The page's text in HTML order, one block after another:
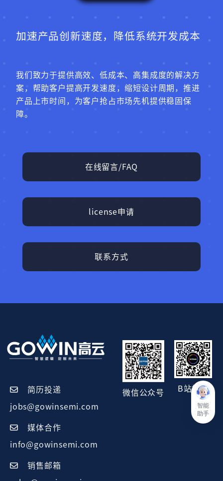
加速产品创新速度，降低系统开发成本
我们致力于提供高效、低成本、高集成度的解决方
案，帮助客户提高开发速度，缩短设计周期，推进
产品上市时间，为客户抢占市场先机提供稳固保
障。
在线留言/FAQ
license申请
联系方式
简历投递
jobs@gowinsemi.com
媒体合作
info@gowinsemi.com
销售邮箱
微信公众号
B站视频
智能
助手